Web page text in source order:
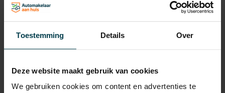
Toestemming Details Over
Deze website maakt gebruik van cookies
We gebruiken cookies om content en advertenties te
APK
tot 01-06-2027
aanwezig?
Bijtelling
22 %